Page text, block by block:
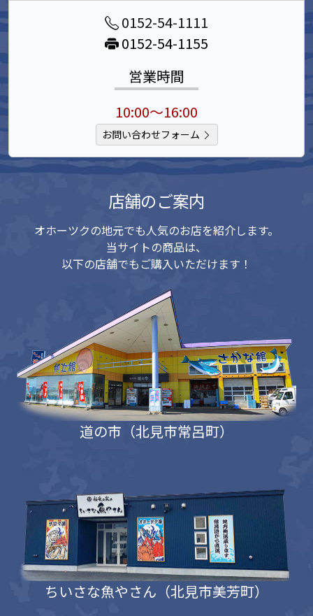
0152-54-1111
0152-54-1155
営業時間
10:00～16:00
お問い合わせフォーム
店舗のご案内
オホーツクの地元でも人気のお店を紹介します。
当サイトの商品は、
以下の店舗でもご購入いただけます！
道の市（北見市常呂町）
ちいさな魚やさん（北見市美芳町）